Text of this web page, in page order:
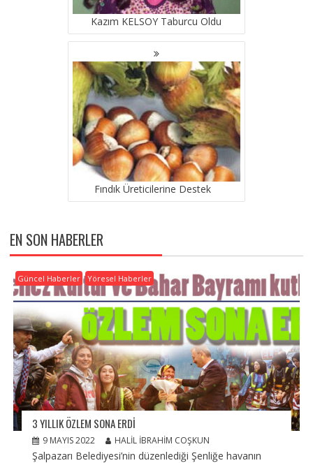
Kazım KELSOY Taburcu Oldu
Fındık Üreticilerine Destek
EN SON HABERLER
Güncel Haberler Yöresel Haberler
3 YILLIK ÖZLEM SONA ERDI
9 MAYIS 2022 HALIL İBRAHIM COŞKUN
Şalpazarı Belediyesi’nin düzenlediği Şenliğe havanın